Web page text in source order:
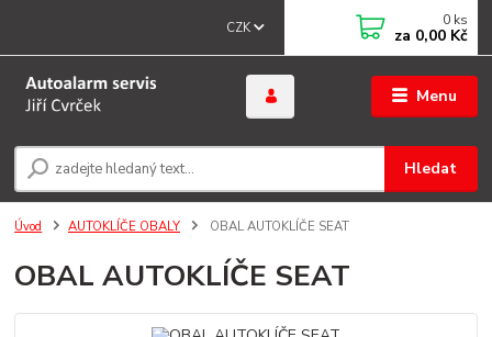
Menu
CZK
Hledat
0 ks
za 0,00 Kč
Úvod AUTOKLÍČE OBALY OBAL AUTOKLÍČE SEAT
OBAL AUTOKLÍČE SEAT